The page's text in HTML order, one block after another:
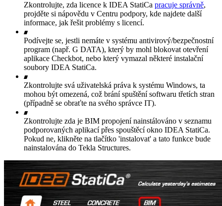
Zkontrolujte, zda licence k IDEA StatiCa pracuje správně,
projděte si nápovědu v Centru podpory, kde najdete další
informace, jak řešit problémy s licencí.
Podívejte se, jestli nemáte v systému antivirový/bezpečnostní
program (např. G DATA), který by mohl blokovat otevření
aplikace Checkbot, nebo který vymazal některé instalační
soubory IDEA StatiCa.
Zkontrolujte svá uživatelská práva k systému Windows, ta
mohou být omezená, což brání spuštění softwaru třetích stran
(případně se obraťte na svého správce IT).
Zkontrolujte zda je BIM propojení nainstálováno v seznamu
podporovaných aplikací přes spouštěcí okno IDEA StatiCa.
Pokud ne, klikněte na tlačítko 'instalovat' a tato funkce bude
nainstalována do Tekla Structures.